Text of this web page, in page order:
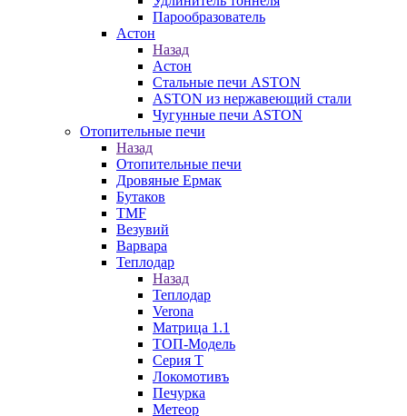
Парообразователь
Астон
Назад
Астон
Стальные печи ASTON
ASTON из нержавеющий стали
Чугунные печи ASTON
Отопительные печи
Назад
Отопительные печи
Дровяные Ермак
Бутаков
TMF
Везувий
Варвара
Теплодар
Назад
Теплодар
Verona
Матрица 1.1
ТОП-Модель
Серия Т
Локомотивъ
Печурка
Метеор